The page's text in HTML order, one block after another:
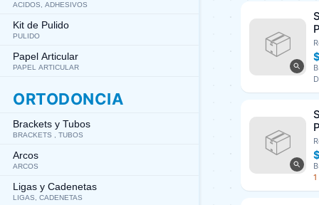
ACIDOS, ADHESIVOS
Kit de Pulido
PULIDO
Papel Articular
PAPEL ARTICULAR
ORTODONCIA
Brackets y Tubos
BRACKETS , TUBOS
Arcos
ARCOS
Ligas y Cadenetas
LIGAS, CADENETAS